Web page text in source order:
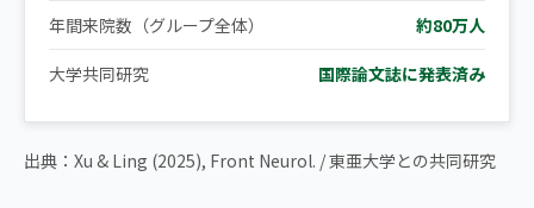
年間来院数（グループ全体） 約80万人
大学共同研究 国際論文誌に発表済み
出典：Xu & Ling (2025), Front Neurol. / 東亜大学との共同研究
さい